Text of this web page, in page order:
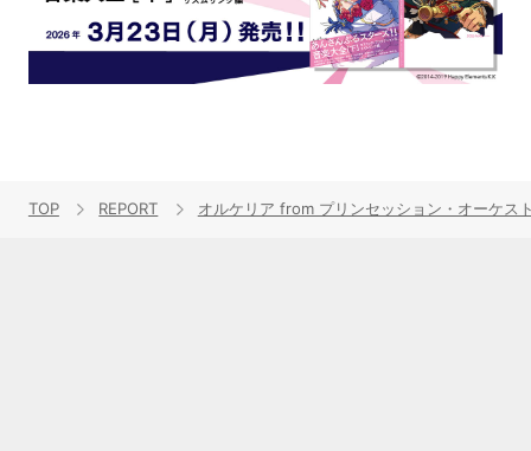
TOP REPORT オルケリア from プリンセッション・オーケス